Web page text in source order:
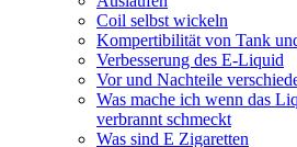
Coil selbst wickeln
Kompertibilität von Tank
Verbesserung des E-Liquid
Vor und Nachteile
Was mache ich wenn das
verbrannt schmeckt
Was sind E Zigaretten